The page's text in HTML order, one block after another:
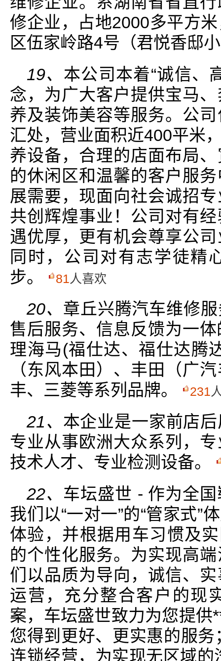
修企业，占地2000多平方
区伍家岭路4号（君悦香邸
19、 本公司本着“诚信、
念，为广大客户提供宝马
养及装饰美容等服务。公
汇处，营业面积近400平米
养设备，合理的店面布局
的休闲区和温馨的客户服
展需要，现面向社会诚招
共创辉煌事业！公司对有
遇优厚，更有机会尊享公
同时，公司对有志学徒精
步。
81人喜欢
20、 章丘兴腾汽车维修
售后服务、信息反馈为一
理海马(福仕达、福仕达腾
（东风本田）、丰田（广
丰、三菱等系列品牌。
231
21、 本企业是一家前店
专业从事欧洲大众系列，
技术人才、专业检测设备。
22、 车坛盛世 - 作为全
我们以“一对一”的“管家式”
体验，并根据用车习惯及
的个性化服务。为实现高
们以品质为导向，诚信、
运营，充分整合客户的现
案，车坛盛世致力为您提供
您得到更好、更实惠的服
连锁经营，为实现无区域